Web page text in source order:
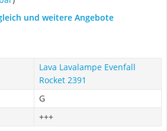
und weitere Angebote
Lava Lavalampe Evenfall
Rocket 2391
G
+++